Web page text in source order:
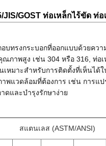
GOST ท่อเหล็กไร้ขัด ท่อ
บทรงกระบอกที่ออกแบบด้วยค
ภาพสูง เช่น 304 หรือ 316, ท่อ
หมาะสําหรับการติดตั้งที่เห็นไ
พแวดล้อมที่ต้องการ เช่น การ
ดและบํารุงรักษาง่าย
สแตนเลส (ASTM/ANSI)